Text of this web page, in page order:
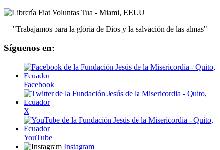
"Trabajamos para la gloria de Dios y la salvación de las almas"
Síguenos en:
Facebook
X
YouTube
Instagram